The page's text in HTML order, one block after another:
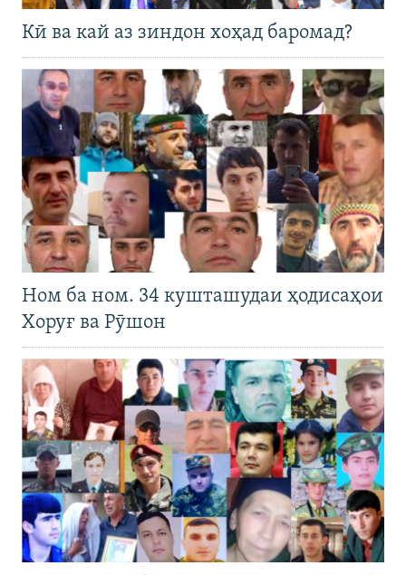
Кӣ ва кай аз зиндон хоҳад баромад?
Ном ба ном. 34 кушташудаи ҳодисаҳои
Хоруғ ва Рӯшон